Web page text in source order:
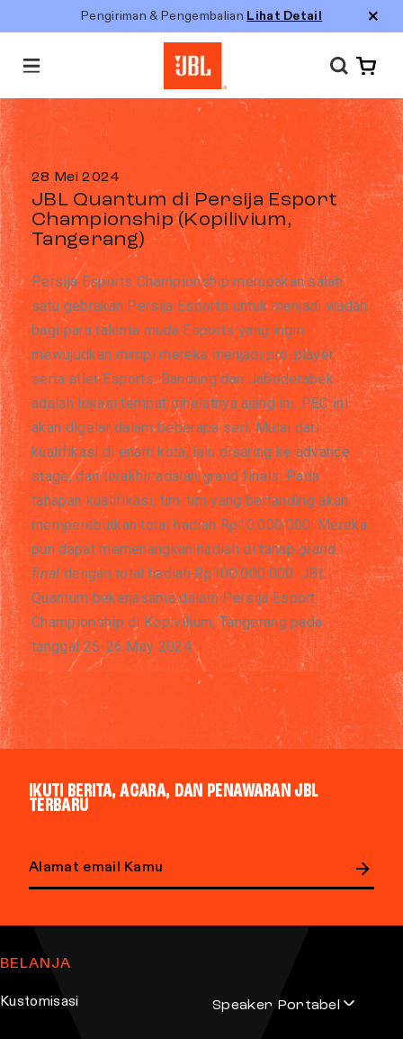
Pengiriman & Pengembalian Lihat Detail
M
28 Mei 2024
JBL Quantum di Persija Esport
Championship (Kopilivium,
Tangerang)
Persija Esports Championship merupakan salah
satu gebrakan Persija Esports untuk menjadi wadah
bagi para talenta muda Esports yang ingin
mewujudkan mimpi mereka menjadi pro-player
serta atlet Esports. Bandung dan Jabodetabek
adalah lokasi tempat dihelatnya ajang ini. PEC ini
akan digelar dalam beberapa seri. Mulai dari
kualifikasi di enam kota, lalu disaring ke advance
stage, dan terakhir adalah grand finals. Pada
tahapan kualifikasi, tim-tim yang bertanding akan
memperebutkan total hadiah Rp10.000.000. Mereka
pun dapat memenangkan hadiah di tahapgrand
final dengan total hadiah Rp100.000.000. JBL
Quantum bekerjasama dalam Persija Esport
Championship di Kopivilium, Tangerang pada
tanggal 25-26 May 2024
IKUTI BERITA, ACARA, DAN PENAWARAN JBL
TERBARU
m
i
BELANJA
Kustomisasi Speaker Portabel